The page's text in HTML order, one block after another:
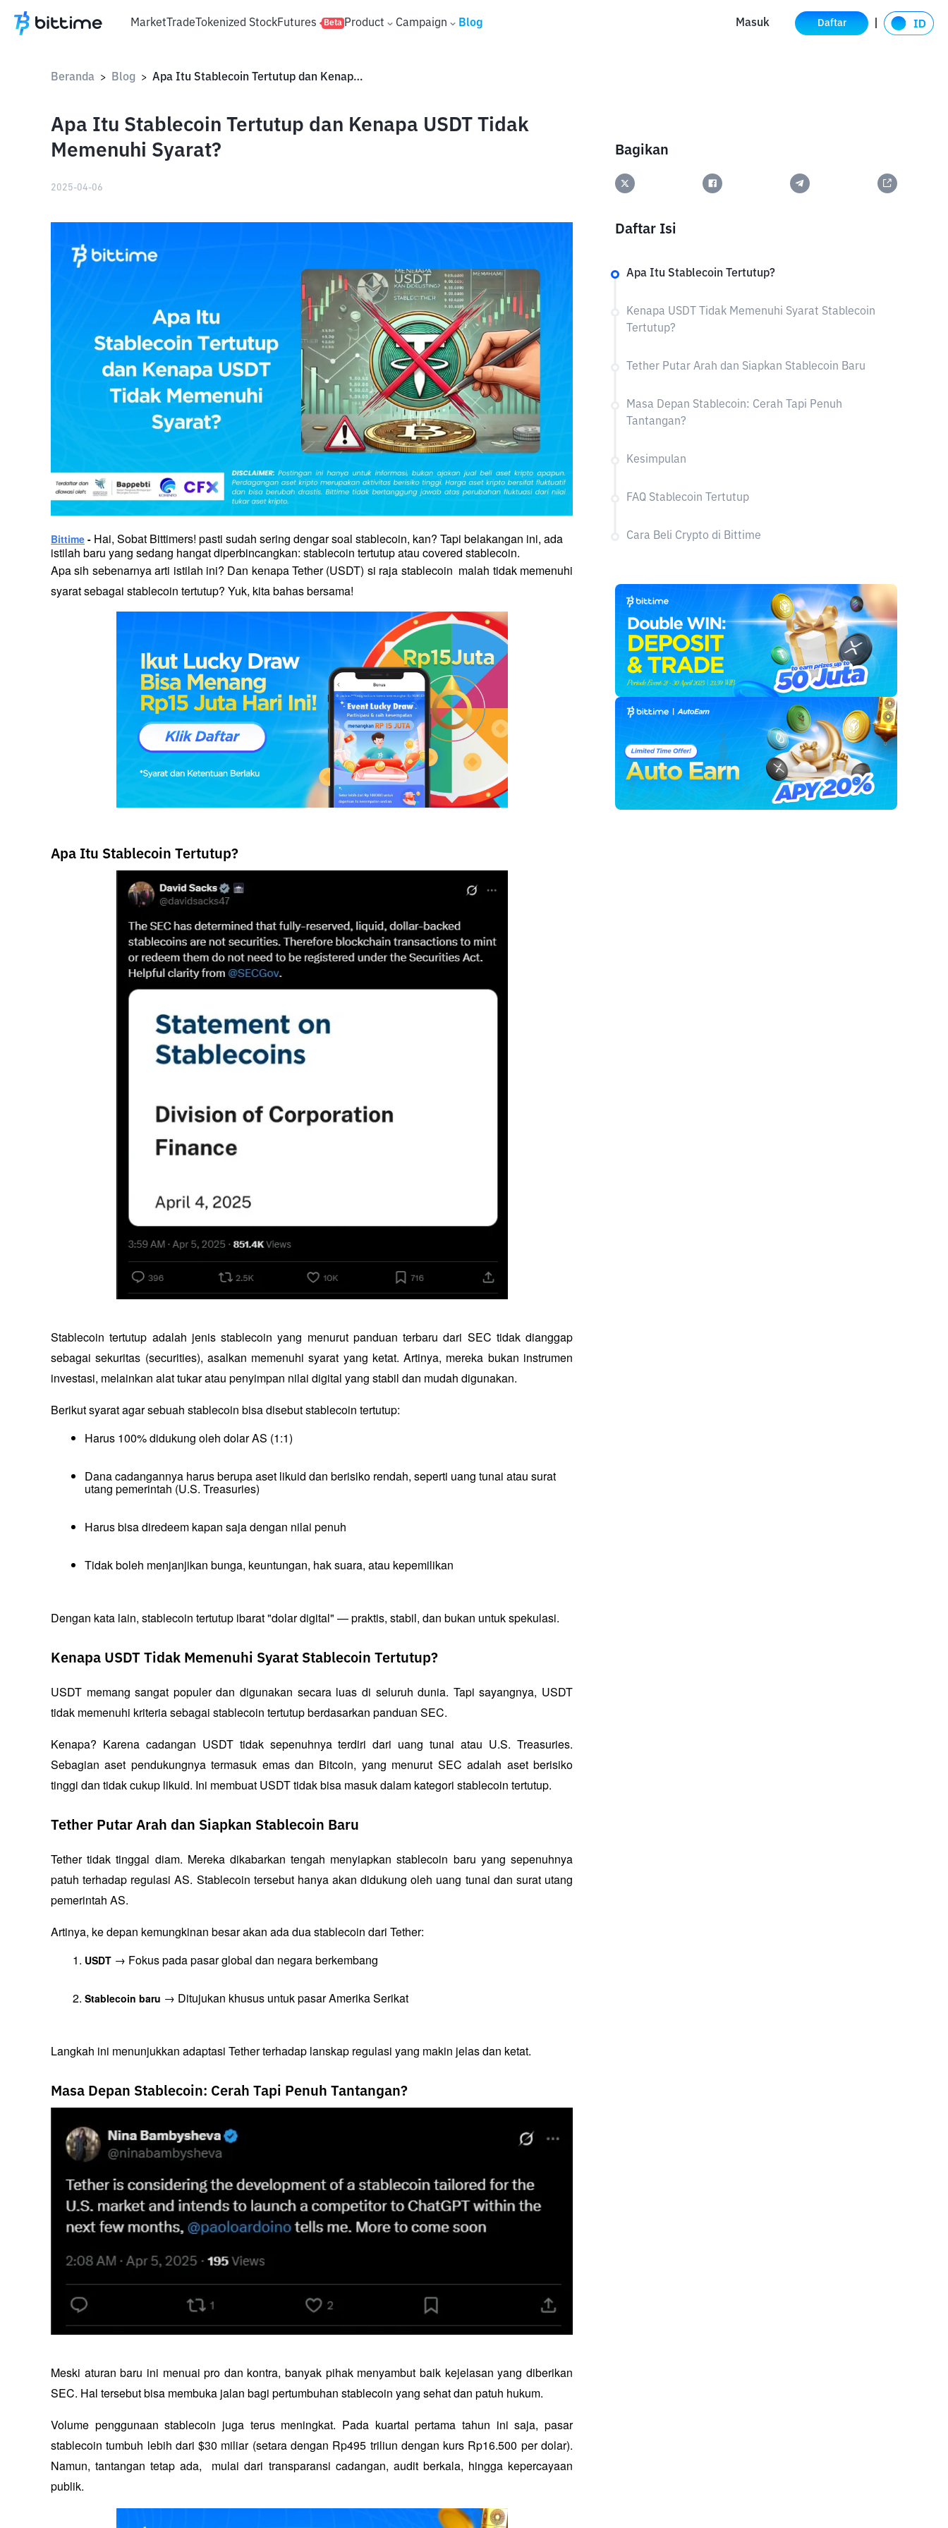
MarketTradeTokenized StockFutures Beta Product Campaign Blog Masuk Daftar
Beranda > Blog > Apa Itu Stablecoin Tertutup dan Kenapa USDT Tidak Memenuhi Syarat?
Apa Itu Stablecoin Tertutup dan Kenapa USDT Tidak
Memenuhi Syarat?
2025-04-06
Bittime - Hai, Sobat Bittimers! pasti sudah sering dengar soal stablecoin, kan? Tapi belakangan ini, ada
istilah baru yang sedang hangat diperbincangkan: stablecoin tertutup atau covered stablecoin.
Apa sih sebenarnya arti istilah ini? Dan kenapa Tether (USDT) si raja stablecoin  malah tidak memenuhi
syarat sebagai stablecoin tertutup? Yuk, kita bahas bersama!
Apa Itu Stablecoin Tertutup?
Stablecoin tertutup adalah jenis stablecoin yang menurut panduan terbaru dari SEC tidak dianggap
sebagai sekuritas (securities), asalkan memenuhi syarat yang ketat. Artinya, mereka bukan instrumen
investasi, melainkan alat tukar atau penyimpan nilai digital yang stabil dan mudah digunakan.
Berikut syarat agar sebuah stablecoin bisa disebut stablecoin tertutup:
Harus 100% didukung oleh dolar AS (1:1)
Dana cadangannya harus berupa aset likuid dan berisiko rendah, seperti uang tunai atau surat
utang pemerintah (U.S. Treasuries)
Harus bisa diredeem kapan saja dengan nilai penuh
Tidak boleh menjanjikan bunga, keuntungan, hak suara, atau kepemilikan
Dengan kata lain, stablecoin tertutup ibarat "dolar digital" — praktis, stabil, dan bukan untuk spekulasi.
Kenapa USDT Tidak Memenuhi Syarat Stablecoin Tertutup?
USDT memang sangat populer dan digunakan secara luas di seluruh dunia. Tapi sayangnya, USDT
tidak memenuhi kriteria sebagai stablecoin tertutup berdasarkan panduan SEC.
Kenapa? Karena cadangan USDT tidak sepenuhnya terdiri dari uang tunai atau U.S. Treasuries.
Sebagian aset pendukungnya termasuk emas dan Bitcoin, yang menurut SEC adalah aset berisiko
tinggi dan tidak cukup likuid. Ini membuat USDT tidak bisa masuk dalam kategori stablecoin tertutup.
Tether Putar Arah dan Siapkan Stablecoin Baru
Tether tidak tinggal diam. Mereka dikabarkan tengah menyiapkan stablecoin baru yang sepenuhnya
patuh terhadap regulasi AS. Stablecoin tersebut hanya akan didukung oleh uang tunai dan surat utang
pemerintah AS.
Artinya, ke depan kemungkinan besar akan ada dua stablecoin dari Tether:
USDT → Fokus pada pasar global dan negara berkembang
Stablecoin baru → Ditujukan khusus untuk pasar Amerika Serikat
Langkah ini menunjukkan adaptasi Tether terhadap lanskap regulasi yang makin jelas dan ketat.
Masa Depan Stablecoin: Cerah Tapi Penuh Tantangan?
Meski aturan baru ini menuai pro dan kontra, banyak pihak menyambut baik kejelasan yang diberikan
SEC. Hal tersebut bisa membuka jalan bagi pertumbuhan stablecoin yang sehat dan patuh hukum.
Volume penggunaan stablecoin juga terus meningkat. Pada kuartal pertama tahun ini saja, pasar
stablecoin tumbuh lebih dari $30 miliar (setara dengan Rp495 triliun dengan kurs Rp16.500 per dolar).
Namun, tantangan tetap ada,  mulai dari transparansi cadangan, audit berkala, hingga kepercayaan
publik.
Bagikan
Daftar Isi
Apa Itu Stablecoin Tertutup?
Kenapa USDT Tidak Memenuhi Syarat Stablecoin
Tertutup?
Tether Putar Arah dan Siapkan Stablecoin Baru
Masa Depan Stablecoin: Cerah Tapi Penuh
Tantangan?
Kesimpulan
FAQ Stablecoin Tertutup
Cara Beli Crypto di Bittime